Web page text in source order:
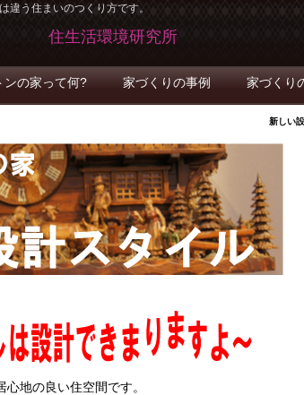
う住まいのつくり方です。
住生活環境研究所
ンの家って何? 家づくりの事例 家づくり
新しい
心地の良い住空間です。